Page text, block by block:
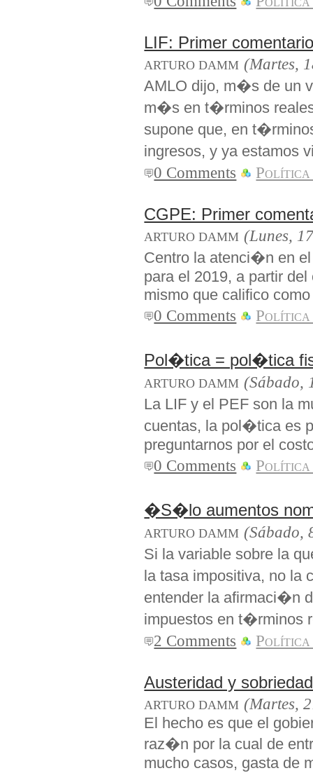
LIF: Primer
ARTURO DAMM (Martes,
AMLO dijo, m�s de un
m�s en t�rminos
supone que, en
ingresos, y ya estamos
0 Comments
CGPE: Primer
ARTURO DAMM (Lunes,
Centro la atenci�n en
para el 2019, a partir
mismo que califico
0 Comments
Pol�tica = pol�tica
ARTURO DAMM (Sábado,
La LIF y el PEF son la
cuentas, la pol�tica es
preguntarnos por el
0 Comments
�S�lo aumentos
ARTURO DAMM (Sábado,
Si la variable sobre la
la tasa impositiva, no
entender la afirmaci�n
impuestos en t�rminos
2 Comments
Austeridad y sobriedad
ARTURO DAMM (Martes,
El hecho es que el
raz�n por la cual de
mucho casos, gasta de